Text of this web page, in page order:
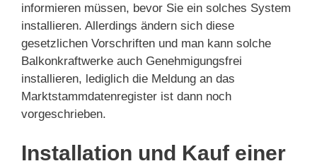
informieren müssen, bevor Sie ein solches System
installieren. Allerdings ändern sich diese
gesetzlichen Vorschriften und man kann solche
Balkonkraftwerke auch Genehmigungsfrei
installieren, lediglich die Meldung an das
Marktstammdatenregister ist dann noch
vorgeschrieben.
Installation und Kauf einer